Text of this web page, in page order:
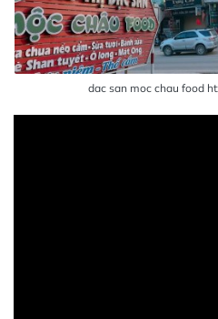
dac san moc chau food